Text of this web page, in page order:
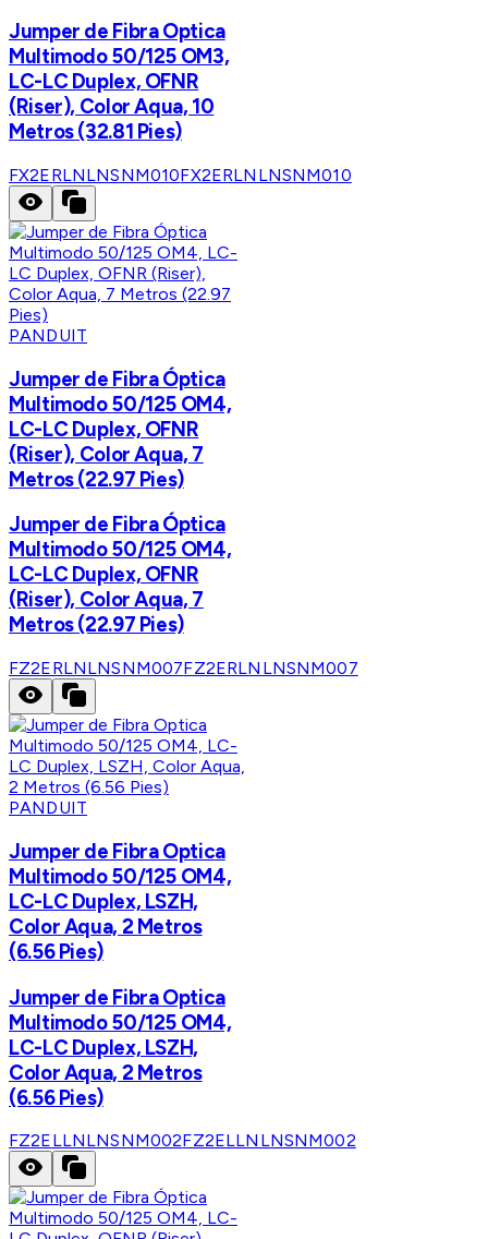
Jumper de Fibra Optica
Multimodo 50/125 OM3,
LC-LC Duplex, OFNR
(Riser), Color Aqua, 10
Metros (32.81 Pies)
FX2ERLNLNSNM010FX2ERLNLNSNM010
PANDUIT
Jumper de Fibra Óptica
Multimodo 50/125 OM4,
LC-LC Duplex, OFNR
(Riser), Color Aqua, 7
Metros (22.97 Pies)
Jumper de Fibra Óptica
Multimodo 50/125 OM4,
LC-LC Duplex, OFNR
(Riser), Color Aqua, 7
Metros (22.97 Pies)
FZ2ERLNLNSNM007FZ2ERLNLNSNM007
PANDUIT
Jumper de Fibra Optica
Multimodo 50/125 OM4,
LC-LC Duplex, LSZH,
Color Aqua, 2 Metros
(6.56 Pies)
Jumper de Fibra Optica
Multimodo 50/125 OM4,
LC-LC Duplex, LSZH,
Color Aqua, 2 Metros
(6.56 Pies)
FZ2ELLNLNSNM002FZ2ELLNLNSNM002